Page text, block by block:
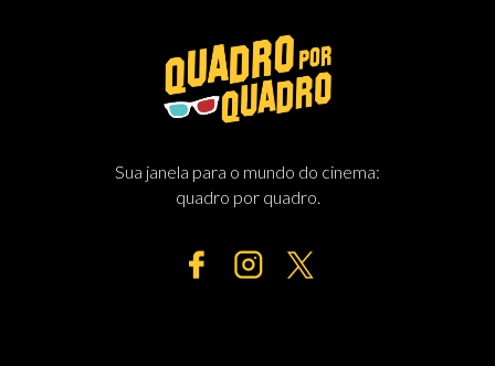
Sua janela para o mundo do cinema:
quadro por quadro.